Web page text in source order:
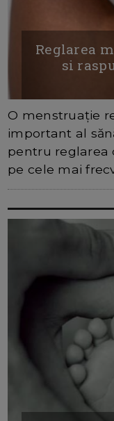
Reglarea
si
O menstruație
important al
pentru reglarea
pe cele mai